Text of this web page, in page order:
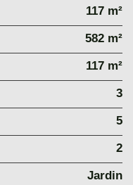
117 m²
582 m²
117 m²
3
5
2
Jardin